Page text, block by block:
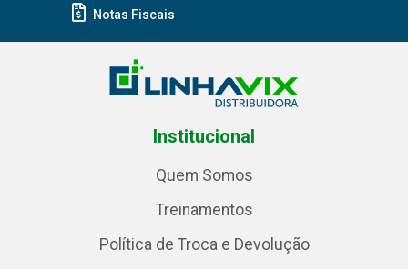
Notas Fiscais
Institucional
Quem Somos
Treinamentos
Política de Troca e Devolução